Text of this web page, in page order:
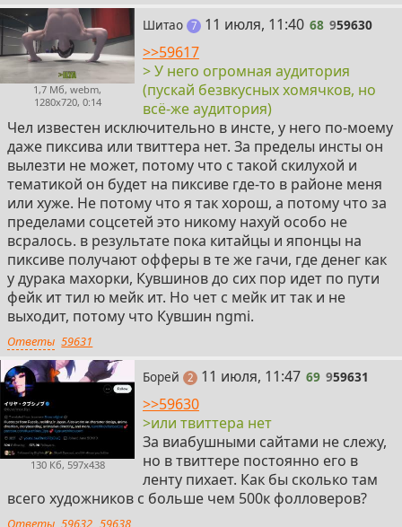
1,7 Мб, webm,
1280x720, 0:14
Шитао 7постов
68
11 июля, 11:40 68 959630
>>59617
> У него огромная аудитория
(пускай безвкусных хомячков, но
всё-же аудитория)
Чел известен исключительно в инсте, у него по-моему
даже пиксива или твиттера нет. За пределы инсты он
вылезти не может, потому что с такой скилухой и
тематикой он будет на пиксиве где-то в районе меня
или хуже. Не потому что я так хорош, а потому что за
пределами соцсетей это никому нахуй особо не
всралось. в результате пока китайцы и японцы на
пиксиве получают офферы в те же гачи, где денег как
у дурака махорки, Кувшинов до сих пор идет по пути
фейк ит тил ю мейк ит. Но чет с мейк ит так и не
выходит, потому что Кувшин ngmi.
Ответы 59631
130 Кб, 597x438
Борей 2поста
69
11 июля, 11:47 69 959631
>>59630
>или твиттера нет
За виабушными сайтами не слежу,
но в твиттере постоянно его в
ленту пихает. Как бы сколько там
всего художников с больше чем 500к фолловеров?
Ответы 59632 59638